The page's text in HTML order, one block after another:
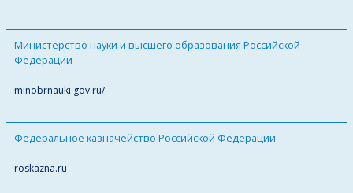
Министерство науки и высшего образования Российской
Федерации
minobrnauki.gov.ru/
Федеральное казначейство Российской Федерации
roskazna.ru